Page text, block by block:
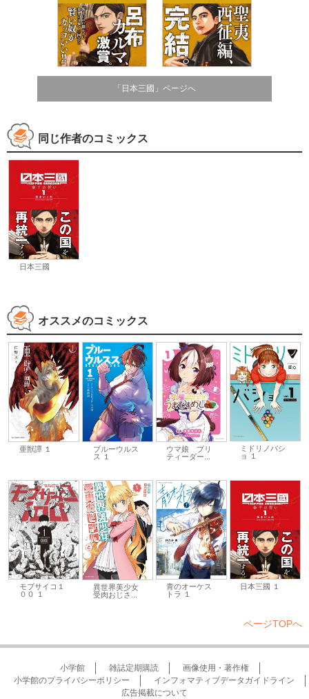
「日本三國」ページへ
同じ作者のコミックス
日本三國
オススメのコミックス
亜獣譚 １
ブルーウルス
ス １
ウマ娘 プリ
ティーダー...
ミドリノバシ
ョ １
モブサイコ１
００ １
異世界美少女
受肉おじさ...
青のオーケス
トラ １
日本三國 １
ページTOPへ
小学館 雑誌定期購読
画像使用・著作権
小学館のプライバシーポリシー
インフォマティブデータガイドライン
広告掲載について